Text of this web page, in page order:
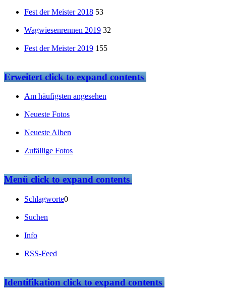
Fest der Meister 2018 53
Wagwiesenrennen 2019 32
Fest der Meister 2019 155
Erweitertclick to expand contents
Am häufigsten angesehen
Neueste Fotos
Neueste Alben
Zufällige Fotos
Menüclick to expand contents
Schlagworte0
Suchen
Info
RSS-Feed
Identifikationclick to expand contents